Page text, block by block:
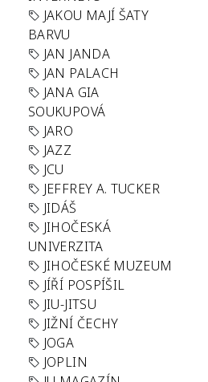
JAKOU MAJÍ ŠATY
BARVU
JAN JANDA
JAN PALACH
JANA GIA
SOUKUPOVÁ
JARO
JAZZ
JCU
JEFFREY A. TUCKER
JIDÁŠ
JIHOČESKÁ
UNIVERZITA
JIHOČESKÉ MUZEUM
JÍŘÍ POSPÍŠIL
JIU-JITSU
JIŽNÍ ČECHY
JOGA
JOPLIN